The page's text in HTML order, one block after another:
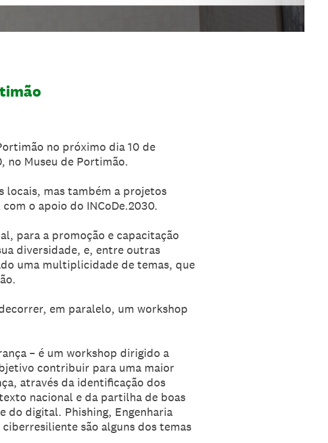
no próximo dia 10 de
no Museu de Portimão.
locais, mas também a projetos
o apoio do INCoDe.2030.
para a promoção e capacitação
diversidade, e, entre outras
uma multiplicidade de temas, que
em paralelo, um workshop
– é um workshop dirigido a
contribuir para uma maior
através da identificação dos
nacional e da partilha de boas
do digital. Phishing, Engenharia
são alguns dos temas